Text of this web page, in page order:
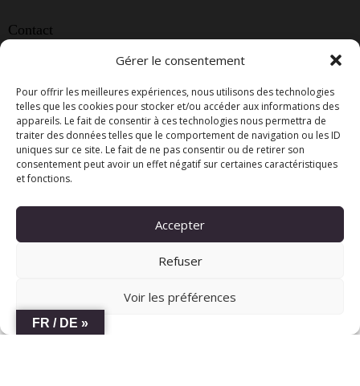
Gérer le consentement
Pour offrir les meilleures expériences, nous utilisons des technologies
telles que les cookies pour stocker et/ou accéder aux informations des
appareils. Le fait de consentir à ces technologies nous permettra de
traiter des données telles que le comportement de navigation ou les ID
uniques sur ce site. Le fait de ne pas consentir ou de retirer son
consentement peut avoir un effet négatif sur certaines caractéristiques
et fonctions.
Accepter
Refuser
Voir les préférences
Contact
chateauleveque@bluewin.ch
+41 22 759 01 90
+41 79 263 22 65
+41 79 620 61 35
Château l’Evêque © 2026. All Rights Reserved.
FR / DE »